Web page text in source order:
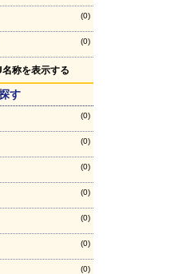
(0)
(0)
称を表示する
す
(0)
(0)
(0)
(0)
(0)
(0)
(0)